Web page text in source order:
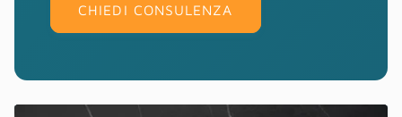
CHIEDI CONSULENZA